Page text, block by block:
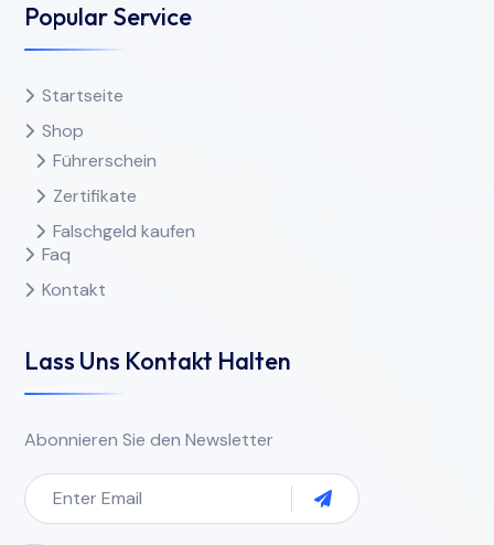
Popular Service
Startseite
Shop
Führerschein
Zertifikate
Falschgeld kaufen
Faq
Kontakt
Lass Uns Kontakt Halten
Abonnieren Sie den Newsletter